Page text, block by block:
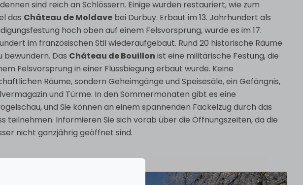
sind reich an Schlössern. Einige wurden restauriert, wie zum
das Château de Moldave bei Durbuy. Erbaut im 13. Jahrhundert als
hoch oben auf einem Felsvorsprung, wurde es im 17.
im französischen Stil wiederaufgebaut. Rund 20 historische Räume
bewundern. Das Château de Bouillon ist eine militärische Festung, die
Felsvorsprung in einer Flussbiegung erbaut wurde. Keine
Räume, sondern Geheimgänge und Speisesäle, ein Gefängnis,
und Türme. In den Sommermonaten gibt es eine
und Sie können an einem spannenden Fackelzug durch das
teilnehmen. Informieren Sie sich vorab über die Öffnungszeiten, da die
nicht ganzjährig geöffnet sind.